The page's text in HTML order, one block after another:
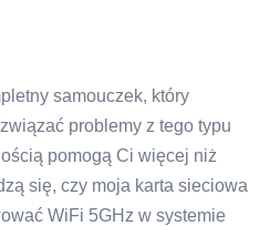
samouczek, który
problemy z tego typu
pomogą Ci więcej niż
się, czy moja karta sieciowa
WiFi 5GHz w systemie